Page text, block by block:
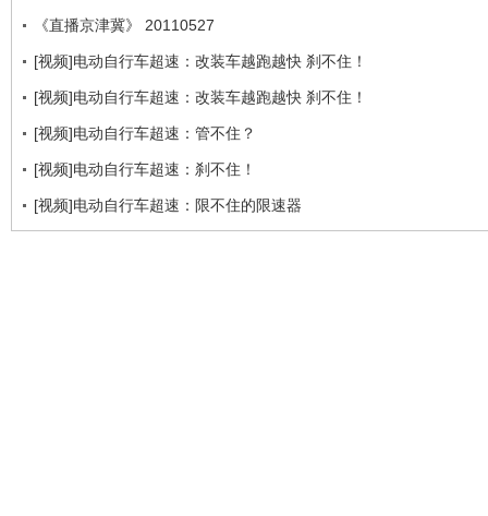
《直播京津冀》 20110527
[视频]电动自行车超速：改装车越跑越快 刹不住！
[视频]电动自行车超速：改装车越跑越快 刹不住！
[视频]电动自行车超速：管不住？
[视频]电动自行车超速：刹不住！
[视频]电动自行车超速：限不住的限速器